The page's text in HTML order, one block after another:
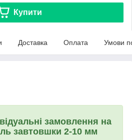
Купити
Доставка Оплата Умови
замовлення на
завтовшки 2-10 мм